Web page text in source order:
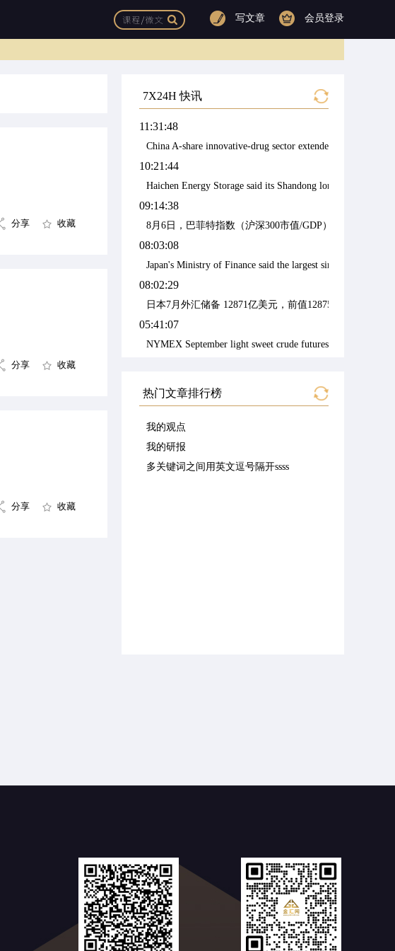
会员登录
写文章
分享 收藏
分享 收藏
分享 收藏
7X24H 快讯
11:31:48
China A-share innovative-drug sector extended gains;
10:21:44
Haichen Energy Storage said its Shandong long-duration
09:14:38
8月6日，巴菲特指数（沪深300市值/GDP）进一步升至
08:03:08
Japan's Ministry of Finance said the largest single-day
08:02:29
日本7月外汇储备 12871亿美元，前值12875亿美元。
05:41:07
NYMEX September light sweet crude futures rose $2.07 to
US President Trump said he is involved in talks with Iran
04:33:17
美国总统特朗普：海峡目前在“某种程度上”算是开放的。
04:33:08
President Trump said the strait is, to some extent, open at the
热门文章排行榜
我的观点
我的研报
多关键词之间用英文逗号隔开ssss